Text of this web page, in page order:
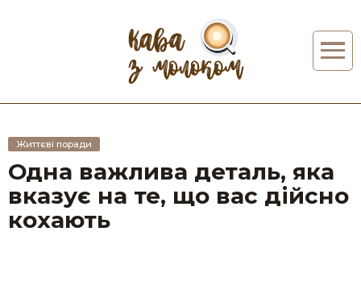
Життєві поради
Одна важлива деталь, яка
вказує на те, що вас дійсно
кохають